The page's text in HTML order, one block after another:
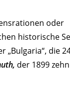
oder
historische
die
der 1899 zehn